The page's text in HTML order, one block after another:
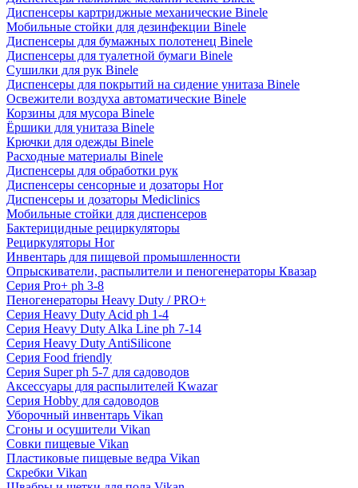
Диспенсеры картриджные механические Binele
Мобильные стойки для дезинфекции Binele
Диспенсеры для бумажных полотенец Binele
Диспенсеры для туалетной бумаги Binele
Сушилки для рук Binele
Диспенсеры для покрытий на сидение унитаза Binele
Освежители воздуха автоматические Binele
Корзины для мусора Binele
Ёршики для унитаза Binele
Крючки для одежды Binele
Расходные материалы Binele
Диспенсеры для обработки рук
Диспенсеры сенсорные и дозаторы Hor
Диспенсеры и дозаторы Mediclinics
Мобильные стойки для диспенсеров
Бактерицидные рециркуляторы
Рециркуляторы Hor
Инвентарь для пищевой промышленности
Опрыскиватели, распылители и пеногенераторы Квазар
Серия Pro+ ph 3-8
Пеногенераторы Heavy Duty / PRO+
Серия Heavy Duty Acid ph 1-4
Серия Heavy Duty Alka Line ph 7-14
Серия Heavy Duty AntiSilicone
Серия Food friendly
Серия Super ph 5-7 для садоводов
Аксессуары для распылителей Kwazar
Серия Hobby для садоводов
Уборочный инвентарь Vikan
Сгоны и осушители Vikan
Совки пищевые Vikan
Пластиковые пищевые ведра Vikan
Скребки Vikan